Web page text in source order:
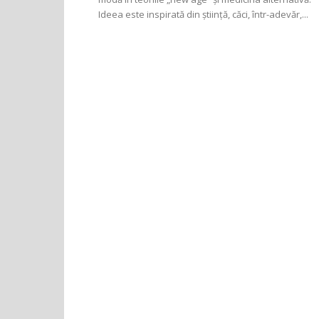
Ideea este inspirată din știință, căci, într-adevăr,...